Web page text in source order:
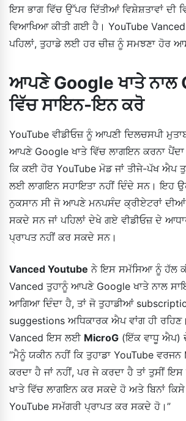
ਇਸ ਭਾਗ ਵਿੱਚ ਉੱਪਰ ਦਿੱਤੀਆਂ ਵਿਸ਼ੇਸ਼ਤਾਵਾਂ ਦੀ
ਵਿਆਖਿਆ ਕੀਤੀ ਗਈ ਹੈ। YouTube
ਪਹਿਲਾਂ, ਤੁਹਾਡੇ ਲਈ ਹਰ ਚੀਜ਼ ਨੂੰ ਸਮਝਣਾ ਹੋਰ
ਆਪਣੇ Google ਖਾਤੇ ਨਾਲ
ਵਿੱਚ ਸਾਇਨ-ਇਨ ਕਰੋ
YouTube ਵੀਡੀਓਜ਼ ਨੂੰ ਆਪਣੀ ਦਿਲਚਸਪੀ
ਆਪਣੇ Google ਖਾਤੇ ਵਿੱਚ ਲਾਗਇਨ ਕਰਨਾ
ਕਿ ਕਈ ਹੋਰ YouTube ਮੋਡ ਜਾਂ ਤੀਜੇ-ਪੱਖ ਐਪ
ਲਈ ਲਾਗਇਨ ਸਹਾਇਤਾ ਨਹੀਂ ਦਿੰਦੇ ਸਨ। ਇਹ
ਨੁਕਸਾਨ ਸੀ ਜੋ ਆਪਣੇ ਮਨਪਸੰਦ ਕ੍ਰੀਏਟਰਾਂ ਦੀਆਂ
ਸਕਦੇ ਸਨ ਜਾਂ ਪਹਿਲਾਂ ਦੇਖੇ ਗਏ ਵੀਡੀਓਜ਼ ਦੇ
ਪ੍ਰਾਪਤ ਨਹੀਂ ਕਰ ਸਕਦੇ ਸਨ।
Vanced Youtube ਨੇ ਇਸ ਸਮੱਸਿਆ ਨੂੰ ਹੱਲ
Vanced ਤੁਹਾਨੂੰ ਆਪਣੇ Google ਖਾਤੇ ਨਾਲ
ਆਗਿਆ ਦਿੰਦਾ ਹੈ, ਤਾਂ ਜੋ ਤੁਹਾਡੀਆਂ
suggestions ਅਧਿਕਾਰਕ ਐਪ ਵਾਂਗ ਹੀ
Vanced ਇਸ ਲਈ MicroG (ਇੱਕ ਵਾਧੂ ਐਪ)
“ਮੈਨੂੰ ਯਕੀਨ ਨਹੀਂ ਕਿ ਤੁਹਾਡਾ YouTube ਵਰਜਨ
ਕਰਦਾ ਹੈ ਜਾਂ ਨਹੀਂ, ਪਰ ਜੇ ਕਰਦਾ ਹੈ ਤਾਂ ਤੁਸੀਂ
ਖਾਤੇ ਵਿੱਚ ਲਾਗਇਨ ਕਰ ਸਕਦੇ ਹੋ ਅਤੇ ਬਿਨਾਂ
YouTube ਸਮੱਗਰੀ ਪ੍ਰਾਪਤ ਕਰ ਸਕਦੇ ਹੋ।”